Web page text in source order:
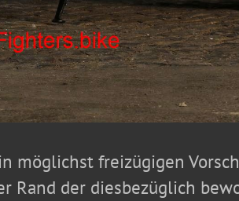
freizügigen
Rand der diesbezüglich